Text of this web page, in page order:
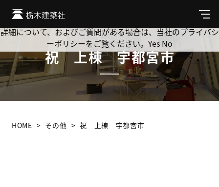
メ
ニ
ュ
祝 上棟 宇都宮市
HOME その他 祝 上棟 宇都宮市
Cookie を使用して、お客様の活動を追跡してもよろしいです
か? 当社ではお客様のプライバシーを極めて重視しています。
詳細について、およびご質問がある場合は、当社のプライバシ
ーポリシーをご覧ください。 Yes No